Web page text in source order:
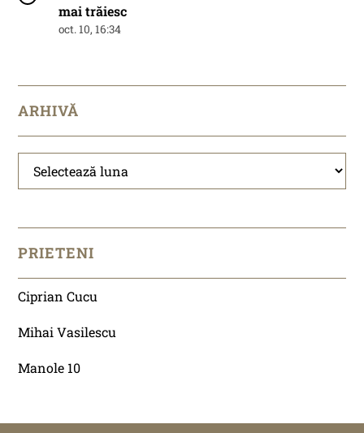
mai trăiesc
oct. 10, 16:34
ARHIVĂ
Arhivă
PRIETENI
Ciprian Cucu
Mihai Vasilescu
Manole 10